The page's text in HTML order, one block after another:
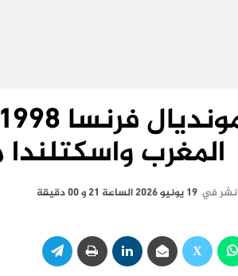
المغرب
نشر في 19 يونيو 2026 الساعة 21 و 00 دقيقة